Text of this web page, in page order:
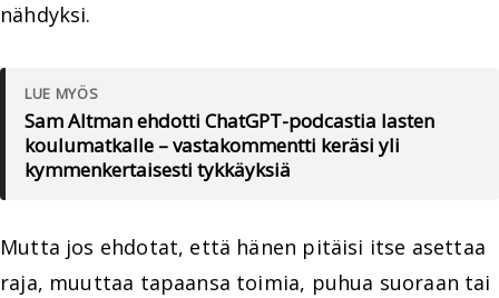
nähdyksi.
LUE MYÖS
Sam Altman ehdotti ChatGPT-podcastia lasten
koulumatkalle – vastakommentti keräsi yli
kymmenkertaisesti tykkäyksiä
Mutta jos ehdotat, että hänen pitäisi itse asettaa
raja, muuttaa tapaansa toimia, puhua suoraan tai